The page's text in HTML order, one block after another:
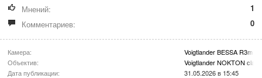
Мнений:
1
Комментариев:
0
Камера:
Voigtlander BESSA R3m
Объектив:
Voigtlander NOKTON
Дата публикации:
31.05.2026 в 15:45